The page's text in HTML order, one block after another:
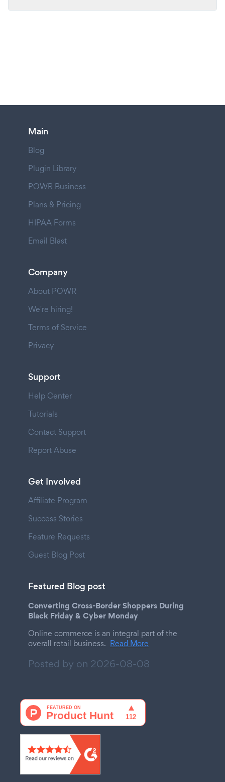
Main
Blog
Plugin Library
POWR Business
Plans & Pricing
HIPAA Forms
Email Blast
Company
About POWR
We're hiring!
Terms of Service
Privacy
Support
Help Center
Tutorials
Contact Support
Report Abuse
Get Involved
Affiliate Program
Success Stories
Feature Requests
Guest Blog Post
Featured Blog post
Converting Cross-Border Shoppers During
Black Friday & Cyber Monday
Online commerce is an integral part of the
overall retail business. Read More
Posted by on 2026-08-08